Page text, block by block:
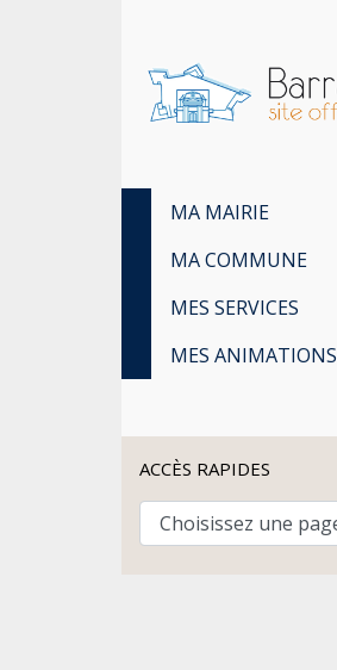
MA MAIRIE
MA COMMUNE
MES SERVICES
MES ANIMATIONS
ACCÈS RAPIDES